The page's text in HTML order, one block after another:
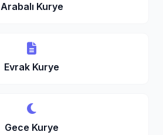
Arabalı Kurye
Evrak Kurye
Gece Kurye